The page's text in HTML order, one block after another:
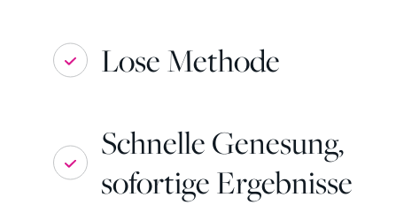
Lose Methode
Schnelle Genesung,
sofortige Ergebnisse